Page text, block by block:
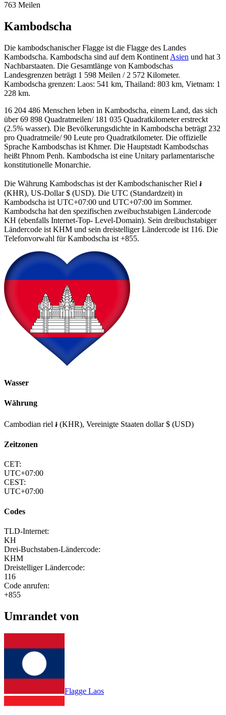
763 Meilen
Kambodscha
Die kambodschanischer Flagge ist die Flagge des Landes
Kambodscha. Kambodscha sind auf dem Kontinent Asien und hat 3
Nachbarstaaten. Die Gesamtlänge von Kambodschas
Landesgrenzen beträgt 1 598 Meilen / 2 572 Kilometer.
Kambodscha grenzen: Laos: 541 km, Thailand: 803 km, Vietnam: 1
228 km.
16 204 486 Menschen leben in Kambodscha, einem Land, das sich
über 69 898 Quadratmeilen/ 181 035 Quadratkilometer erstreckt
(2.5% wasser). Die Bevölkerungsdichte in Kambodscha beträgt 232
pro Quadratmeile/ 90 Leute pro Quadratkilometer. Die offizielle
Sprache Kambodschas ist Khmer. Die Hauptstadt Kambodschas
heißt Phnom Penh. Kambodscha ist eine Unitary parlamentarische
konstitutionelle Monarchie.
Die Währung Kambodschas ist der Kambodschanischer Riel ៛
(KHR), US-Dollar $ (USD). Die UTC (Standardzeit) in
Kambodscha ist UTC+07:00 und UTC+07:00 im Sommer.
Kambodscha hat den spezifischen zweibuchstabigen Ländercode
KH (ebenfalls Internet-Top- Level-Domain). Sein dreibuchstabiger
Ländercode ist KHM und sein dreistelliger Ländercode ist 116. Die
Telefonvorwahl für Kambodscha ist +855.
Wasser
Währung
Cambodian riel ៛ (KHR), Vereinigte Staaten dollar $ (USD)
Zeitzonen
CET:
UTC+07:00
CEST:
UTC+07:00
Codes
TLD-Internet:
KH
Drei-Buchstaben-Ländercode:
KHM
Dreistelliger Ländercode:
116
Code anrufen:
+855
Umrandet von
Flagge Laos